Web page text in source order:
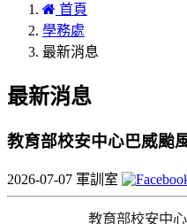
首頁
學務處
最新消息
最新消息
教育部校安中心巴威颱
2026-07-07 軍訓室
教育部校安中